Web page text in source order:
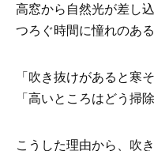
高窓から自然光が差し
つろぐ時間に憧れのあ
「吹き抜けがあると寒そ
「高いところはどう掃
こうした理由から、吹